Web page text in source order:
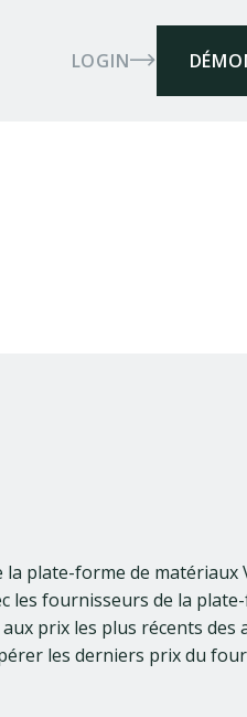
LOGIN
plate-forme de matériaux
les fournisseurs de la
prix les plus récents des
les derniers prix du